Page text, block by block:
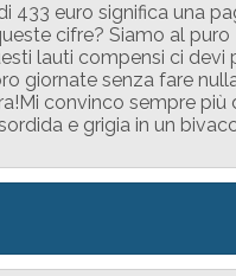
433 euro significa una
cifre? Siamo al puro
lauti compensi ci devi
giornate senza fare
convinco sempre più
e grigia in un